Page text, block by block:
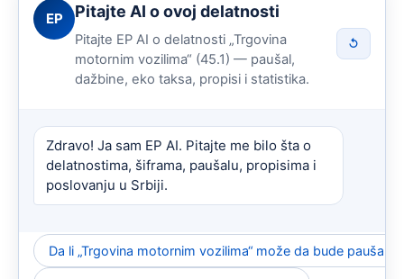
EP Pitajte AI o ovoj delatnosti
Pitajte EP AI o delatnosti „Trgovina
motornim vozilima“ (45.1) — paušal,
dažbine, eko taksa, propisi i statistika.
↺
Zdravo! Ja sam EP AI. Pitajte me bilo šta o
delatnostima, šiframa, paušalu, propisima i
poslovanju u Srbiji.
Da li „Trgovina motornim vozilima“ može da bude